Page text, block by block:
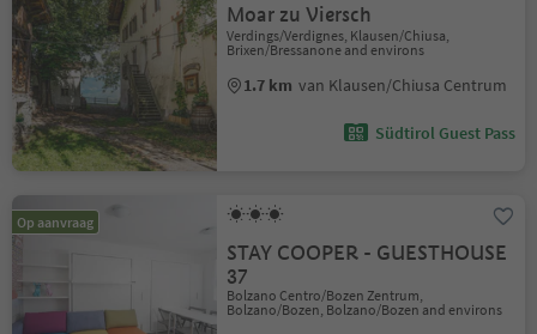
Moar zu Viersch
Verdings/Verdignes, Klausen/Chiusa,
Brixen/Bressanone and environs
1.7 km van Klausen/Chiusa Centrum
Südtirol Guest Pass
Op aanvraag
STAY COOPER - GUESTHOUSE
37
Bolzano Centro/Bozen Zentrum,
Bolzano/Bozen, Bolzano/Bozen and environs